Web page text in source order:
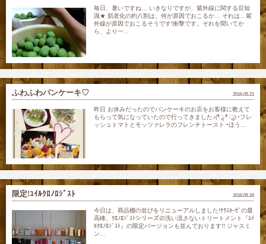
毎日、暑いですね… いきなりですが、紫外線に関する豆知
識★ 肌老化の約八割は、何が原因でおこるか… それは…紫
外線が原因でおこるそうです!衝撃です。それを聞いてか
ら、より一...
2016.05.21
ふわふわパンケーキ♡
昨日 お休みだったのでパンケーキのお店をお客様に教えて
もらって気になっていたので行ってきました♪(❛ัॢᵕ❛ั ॢ) •フレ
ッシュトマトとモッツァレラのフレンチトースト •ほう...
2016.05.20
限定!ﾕｲﾙｸﾛﾉﾛｼﾞｽﾄ
今日は、商品棚の並びをリニューアルしました!ｹﾗｽﾀｰｾﾞの最
高峰、ｸﾛﾉﾛｼﾞｽﾄシリーズの洗い流さないトリートメント『ﾕｲ
ﾙｸﾛﾉﾛｼﾞｽﾄ』の限定バージョンも並んでおります!! ジャスミ
ン...